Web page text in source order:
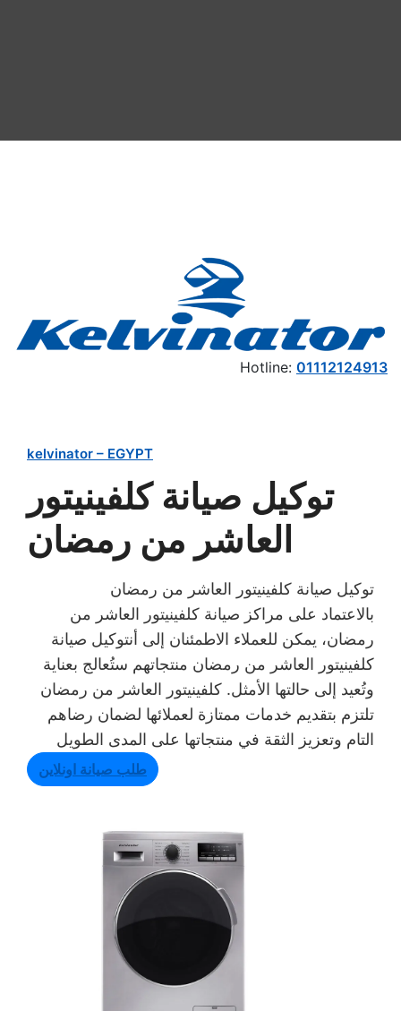
Hotline: 01112124913
kelvinator – EGYPT
توكيل صيانة كلفينيتور
العاشر من رمضان
توكيل صيانة كلفينيتور العاشر من رمضان
بالاعتماد على مراكز صيانة كلفينيتور العاشر من
رمضان، يمكن للعملاء الاطمئنان إلى أنتوكيل صيانة
كلفينيتور العاشر من رمضان منتجاتهم ستُعالج بعناية
وتُعيد إلى حالتها الأمثل. كلفينيتور العاشر من رمضان
تلتزم بتقديم خدمات ممتازة لعملائها لضمان رضاهم
التام وتعزيز الثقة في منتجاتها على المدى الطويل
طلب صيانة اونلاين